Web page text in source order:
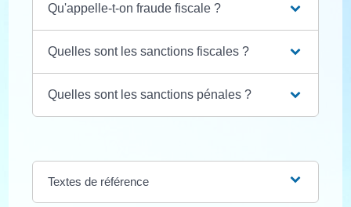
Qu'appelle-t-on fraude fiscale ?
Quelles sont les sanctions fiscales ?
Quelles sont les sanctions pénales ?
Textes de référence